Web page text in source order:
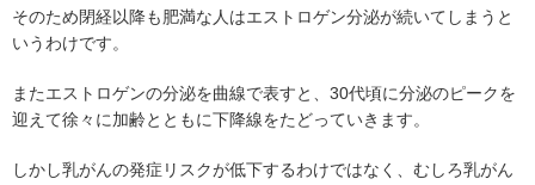
そのため閉経以降も肥満な人はエストロゲン分泌が続いてしまうと
いうわけです。
またエストロゲンの分泌を曲線で表すと、30代頃に分泌のピークを
迎えて徐々に加齢とともに下降線をたどっていきます。
しかし乳がんの発症リスクが低下するわけではなく、むしろ乳がん